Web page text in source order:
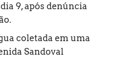
9, após denúncia
coletada em uma
Sandoval